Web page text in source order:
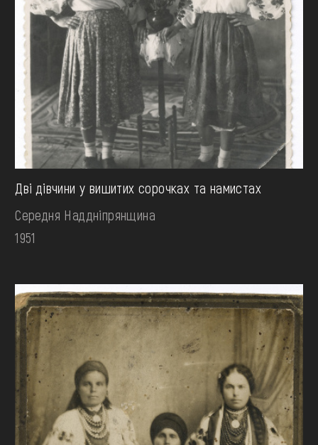
Дві дівчини у вишитих сорочках та намистах
Середня Наддніпрянщина
1951